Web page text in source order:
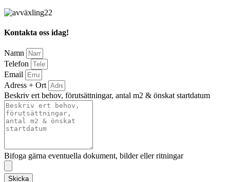
Kontakta oss idag!
Namn
Telefon
Email
Adress + Ort
Beskriv ert behov, förutsättningar, antal m2 & önskat startdatum
Bifoga gärna eventuella dokument, bilder eller ritningar
Skicka